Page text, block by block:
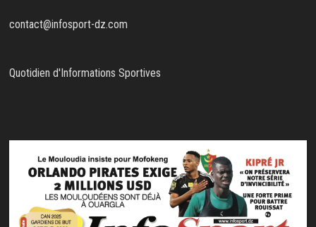
contact@infosport-dz.com
Quotidien d'Informations Sportives